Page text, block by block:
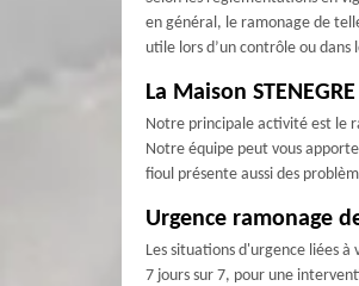
en général, le ramonage de
utile lors d’un contrôle ou dans
La Maison
Notre principale activité est le
Notre équipe peut vous
fioul présente aussi des
Urgence ramonage
Les situations d'urgence liées
7 jours sur 7, pour une